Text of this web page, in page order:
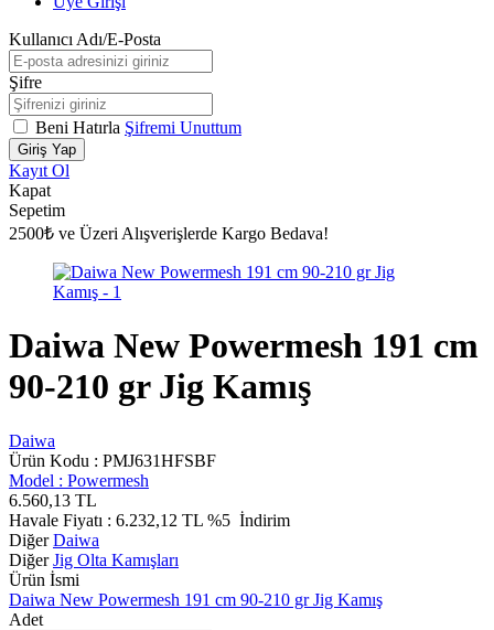
Kullanıcı Adı/E-Posta
Şifre
Beni Hatırla Şifremi Unuttum
Giriş Yap
Kayıt Ol
Kapat
Sepetim
2500₺ ve Üzeri Alışverişlerde Kargo Bedava!
Daiwa New Powermesh 191 cm
90-210 gr Jig Kamış
Daiwa
Ürün Kodu : PMJ631HFSBF
Model : Powermesh
6.560,13 TL
Havale Fiyatı : 6.232,12 TL %5 İndirim
DiğerDaiwa
DiğerJig Olta Kamışları
Ürün İsmi
Daiwa New Powermesh 191 cm 90-210 gr Jig Kamış
Adet